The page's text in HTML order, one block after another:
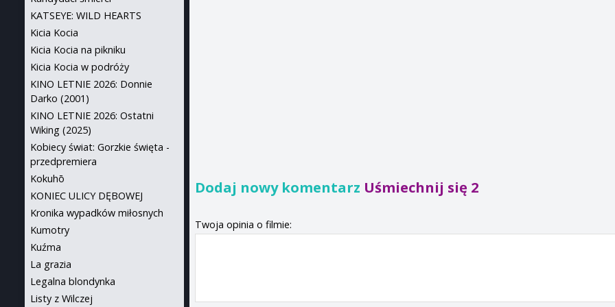
Dodaj nowy komentarz Uśmiechnij się 2
Twoja opinia o filmie:
KATSEYE: WILD HEARTS
Kicia Kocia
Kicia Kocia na pikniku
Kicia Kocia w podróży
KINO LETNIE 2026: Donnie
Darko (2001)
KINO LETNIE 2026: Ostatni
Wiking (2025)
Kobiecy świat: Gorzkie święta -
przedpremiera
Kokuhō
KONIEC ULICY DĘBOWEJ
Kronika wypadków miłosnych
Kumotry
Kuźma
La grazia
Legalna blondynka
Listy z Wilczej